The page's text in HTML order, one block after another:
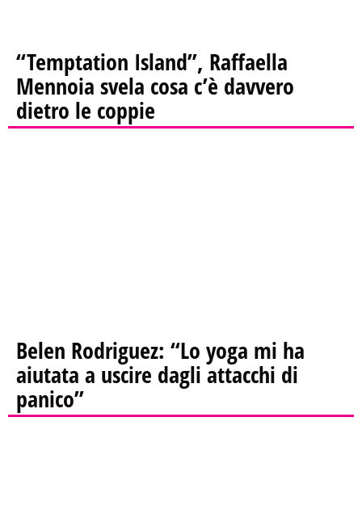
“Temptation Island”, Raffaella
Mennoia svela cosa c’è davvero
dietro le coppie
Belen Rodriguez: “Lo yoga mi ha
aiutata a uscire dagli attacchi di
panico”